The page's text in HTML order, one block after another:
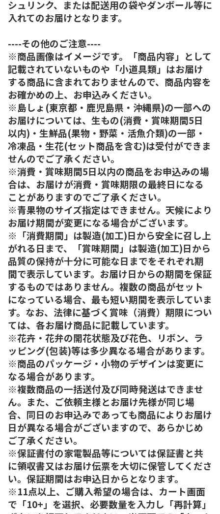
シュリンク、または配送用の袋やダンボール等に
入れてのお届けとなります。
----その他のご注意----
※商品画像はイメージです。「商品内容」として
記載されていないものや「小道具類」はお届け
する商品に含まれておりませんので、商品内容を
お確かめの上、お申込みください。
※島しょ(東京都・鹿児島県・沖縄県)の一部への
お届けについては、生もの(消費・賞味期間5日
以内)・生鮮品(果物・野菜・活魚介類)の一部・
冷凍品・生花(セット商品を含む)は受付ができま
せんのでご了承ください。
※消費・賞味期間5日以内の商品をお申込みの場
合は、お届けが消費・賞味期限の最終日になる
ことがありますのでご了承ください。
※青果物のサイズ指定はできません。天候により
お届け期間が変更になる場合がございます。
※「消費期間」は製造(加工)日から安全に召し上
がれる日まで、「賞味期間」は製造(加工)日から
品質の保持が十分に可能な日までをそれぞれ期
間で表示しています。お届け日からの期間を保証
するものではありません。複数の商品がセット
になっている場合、最も短い期間を表示していま
す。なお、法律に基づく賞味（消費）期限につい
ては、各お届け商品に記載しています。
※花卉・花弁の開花状態及び花色、リボン、ラ
ッピング(包装)等は多少異なる場合があります。
※商品のパッケージ・小物のデザインは変更に
なる場合があります。
※複数商品の一括送付及び同時発送はできませ
ん。また、ご依頼主様とお届け先様が同じ場
合、同日のお申込みであっても商品によりお届け
日が異なる場合がございますので、あらかじめ
ご了承ください。
※保証書付の家電製品等については保証書と共
に領収書又はお届け伝票を大切に保管してくださ
い。保証期間はお申込日からとなります。
※11点以上、ご購入希望の場合は、カート画面
で「10+」を選択、必要数量を入力し「再計算」